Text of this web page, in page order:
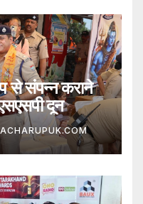
संपन्न कराने
दून